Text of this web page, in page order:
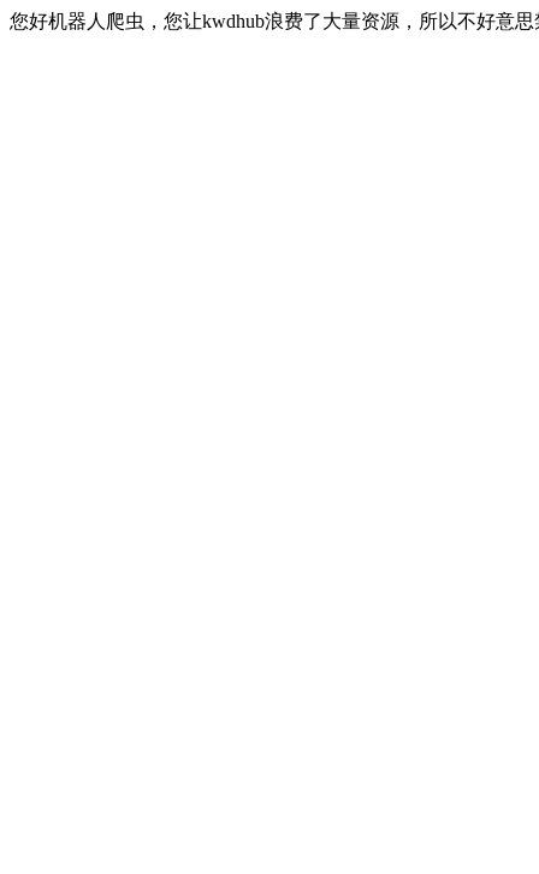
您好机器人爬虫，您让kwdhub浪费了大量资源，所以不好意